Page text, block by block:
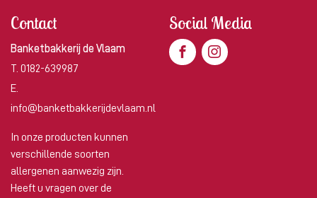
Contact
Banketbakkerij de Vlaam
T. 0182-639987
E.
info@banketbakkerijdevlaam.nl
In onze producten kunnen
verschillende soorten
allergenen aanwezig zijn.
Heeft u vragen over de
Social Media